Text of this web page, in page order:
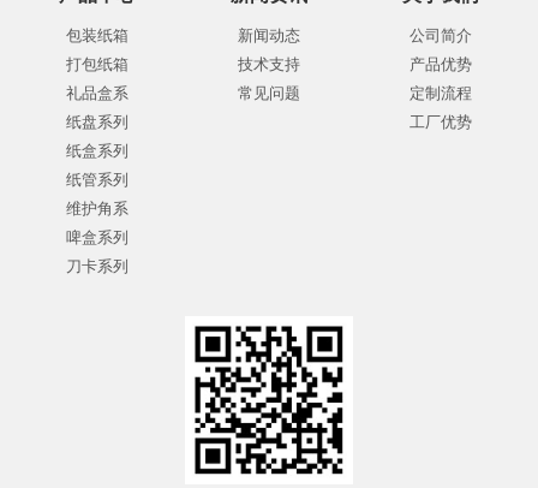
包装纸箱
打包纸箱
礼品盒系
纸盘系列
纸盒系列
纸管系列
维护角系
啤盒系列
刀卡系列
新闻动态
技术支持
常见问题
公司简介
产品优势
定制流程
工厂优势